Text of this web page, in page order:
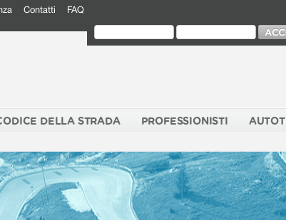
Contatti FAQ
DELLA STRADA PROFESSIONISTI